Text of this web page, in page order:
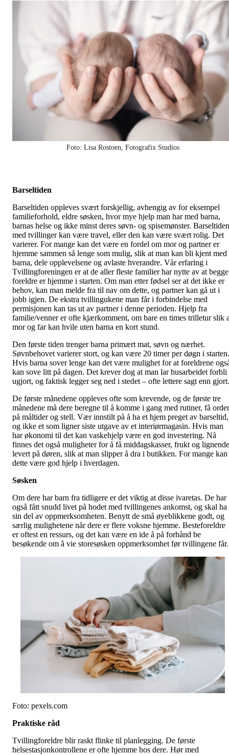
Foto: Lisa Rostoen, Fotografix Studios
Barseltiden
Barseltiden oppleves svært forskjellig, avhengig av for eksempel
familieforhold, eldre søsken, hvor mye hjelp man har med barna,
barnas helse og ikke minst deres søvn- og spisemønster. Barseltiden
med tvillinger kan være travel, eller den kan være svært rolig. Det
varierer. For mange kan det være en fordel om mor og partner er
hjemme sammen så lenge som mulig, slik at man kan bli kjent med
barna, dele opplevelsene og avlaste hverandre. Vår erfaring i
Tvillingforeningen er at de aller fleste familier har nytte av at begge
foreldre er hjemme i starten. Om man etter fødsel ser at det ikke er
behov, kan man melde fra til nav om dette, og partner kan gå ut i
jobb igjen. De ekstra tvillingukene man får i forbindelse med
permisjonen kan tas ut av partner i denne perioden. Hjelp fra
familie/venner er ofte kjærkomment, om bare en times trilletur slik
mor og far kan hvile uten barna en kort stund.
Den første tiden trenger barna primært mat, søvn og nærhet.
Søvnbehovet varierer stort, og kan være 20 timer per døgn i starten.
Hvis barna sover lenge kan det være mulighet for at foreldrene
kan sove litt på dagen. Det krever dog at man lar husarbeidet forbli
ugjort, og faktisk legger seg ned i stedet – ofte lettere sagt enn gjort.
De første månedene oppleves ofte som krevende, og de første tre
månedene må dere beregne til å komme i gang med rutiner, få
på måltider og stell. Vær innstilt på å ha et hjem preget av barseltid,
og ikke et som ligner siste utgave av et interiørmagasin. Hvis man
har økonomi til det kan vaskehjelp være en god investering. Nå
finnes det også muligheter for å få middagskasser, frukt og lignende
levert på døren, slik at man slipper å dra i butikken. For mange kan
dette være god hjelp i hverdagen.
Søsken
Om dere har barn fra tidligere er det viktig at disse ivaretas. De har
også fått snudd livet på hodet med tvillingenes ankomst, og skal ha
sin del av oppmerksomheten. Benytt de små øyeblikkene godt, og
særlig mulighetene når dere er flere voksne hjemme. Besteforeldre
er oftest en ressurs, og det kan være en ide å på forhånd be
besøkende om å vie storesøsken oppmerksomhet før tvillingene får.
Foto: pexels.com
Praktiske råd
Tvillingforeldre blir raskt flinke til planlegging. De første
helsestasjonkontrollene er ofte hjemme hos dere. Hør med